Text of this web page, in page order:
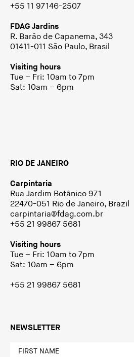
+55 11 97146-2507
FDAG Jardins
R. Barão de Capanema, 343
01411-011 São Paulo, Brasil
Visiting hours
Tue – Fri: 10am to 7pm
Sat: 10am – 6pm
RIO DE JANEIRO
Carpintaria
Rua Jardim Botânico 971
22470-051 Rio de Janeiro, Brazil
carpintaria@fdag.com.br
+55 21 99867 5681
Visiting hours
Tue – Fri: 10am to 7pm
Sat: 10am – 6pm
+55 21 99867 5681
NEWSLETTER